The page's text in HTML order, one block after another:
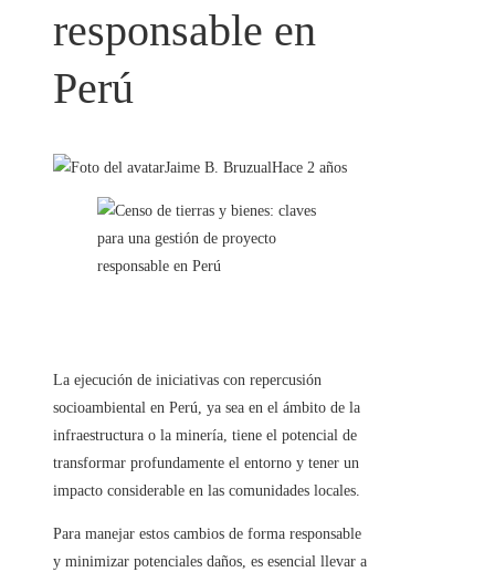
responsable en
Perú
Jaime B. BruzualHace 2 años
La ejecución de iniciativas con repercusión
socioambiental en Perú, ya sea en el ámbito de la
infraestructura o la minería, tiene el potencial de
transformar profundamente el entorno y tener un
impacto considerable en las comunidades locales.
Para manejar estos cambios de forma responsable
y minimizar potenciales daños, es esencial llevar a